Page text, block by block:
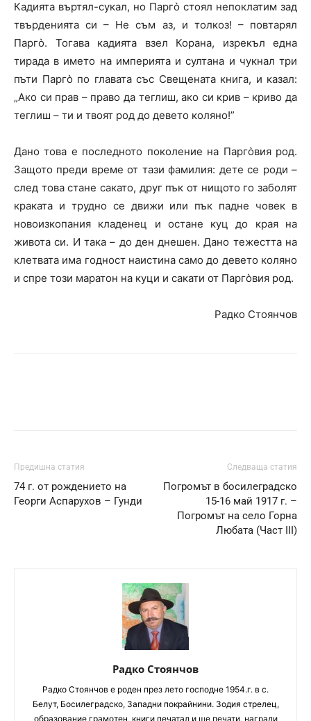
Кадията въртял-сукал, но Парго̀ стоял непоклатим зад
твърденията си – Не съм аз, и толкоз! – повтарял
Парго̀. Тогава кадията взел Корана, изрекъл една
тирада в името на империята и султана и чукнал три
пъти Парго̀ по главата със Свещената книга, и казал:
„Ако си прав – право да теглиш, ако си крив – криво да
теглиш – ти и твоят род до девето коляно!”
Дано това е последното поколение на Парго̀вия род.
Защото преди време от тази фамилия: дете се роди –
след това стане сакато, друг пък от нищото го заболят
краката и трудно се движи или пък падне човек в
новоизкопания кладенец и остане куц до края на
живота си. И така – до ден днешен. Дано тежестта на
клетвата има годност наистина само до девето коляно
и спре този маратон на куци и сакати от Парго̀вия род.
Радко Стоянчов
Предишна статия
74 г. от рождението на
Георги Аспарухов – Гунди
Следваща статия
Погромът в босилеградско
15-16 май 1917 г. –
Погромът на село Горна
Любата (Част III)
Радко Стоянчов
Радко Стоянчов е роден през лето господне 1954.г. в с.
Белут, Босилеградско, Западни покрайнини. Зодия стрелец,
образование грамотен, книги печатал и ще печати, награди